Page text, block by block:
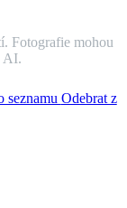
Fotografie mohou
AI.
seznamu Odebrat z